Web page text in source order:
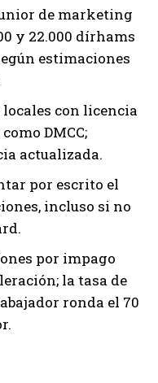
de marketing
y 22.000 dírhams
estimaciones
locales con licencia
DMCC;
actualizada.
por escrito el
incluso si no
por impago
la tasa de
ronda el 70